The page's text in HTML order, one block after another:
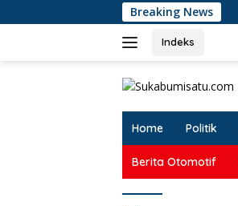
ke
Breaking News
Indeks
Home Politik
Berita Otomotif